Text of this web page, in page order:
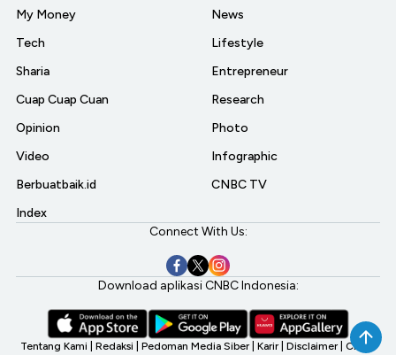
My Money
Tech
Sharia
Cuap Cuap Cuan
Opinion
Video
Berbuatbaik.id
Index
News
Lifestyle
Entrepreneur
Research
Photo
Infographic
CNBC TV
Connect With Us:
Download aplikasi CNBC Indonesia:
Tentang Kami Redaksi Pedoman Media Siber Karir Disclaimer CNBC